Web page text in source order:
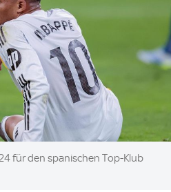
für den spanischen Top-Klub